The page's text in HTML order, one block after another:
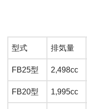
型式 排気量
FB25型 2,498cc
FB20型 1,995cc